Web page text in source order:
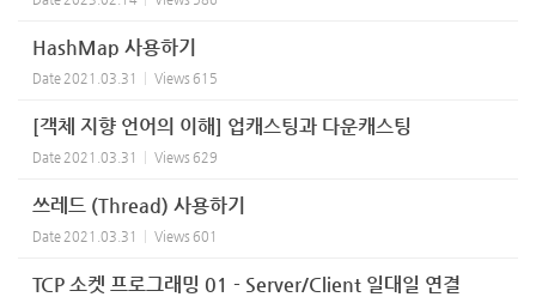
HashMap 사용하기
Date 2021.03.31 Views 615
[객체 지향 언어의 이해] 업캐스팅과 다운캐스팅
Date 2021.03.31 Views 629
쓰레드 (Thread) 사용하기
Date 2021.03.31 Views 601
TCP 소켓 프로그래밍 01 - Server/Client 일대일 연결